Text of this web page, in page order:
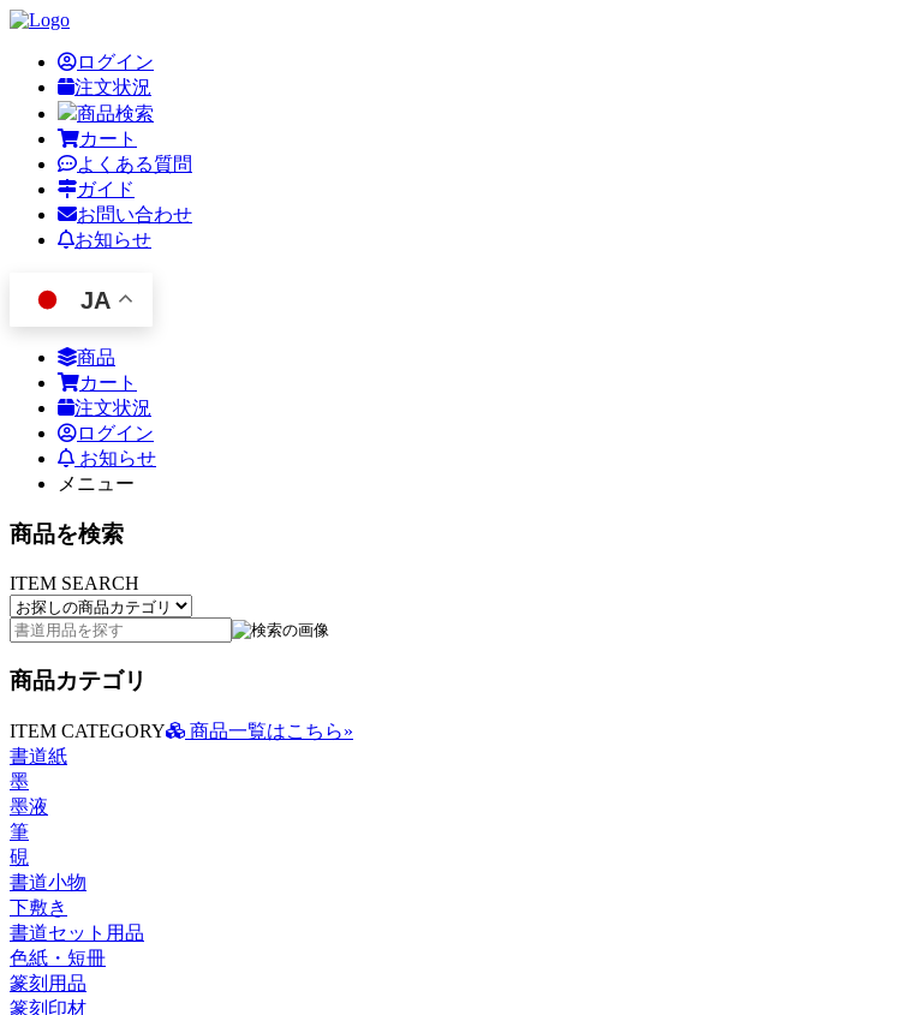
ログイン
注文状況
商品検索
カート
よくある質問
ガイド
お問い合わせ
お知らせ
JA
商品
カート
注文状況
ログイン
お知らせ
メニュー
商品を検索
ITEM SEARCH
商品カテゴリ
ITEM CATEGORY
商品一覧はこちら»
書道紙
墨
墨液
筆
硯
書道小物
下敷き
書道セット用品
色紙・短冊
篆刻用品
篆刻印材